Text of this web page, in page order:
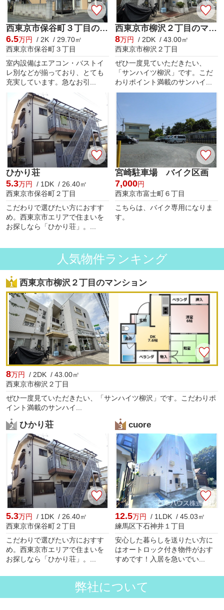
西東京市保谷町３丁目のアパート
6.5万円 / 2K / 29.70㎡
西東京市保谷町３丁目
室内設備はエアコン・バストイ
レ別などが揃っており、とても
充実しています。急なお引...
西東京市柳沢２丁目のマンション
8万円 / 2DK / 43.00㎡
西東京市柳沢２丁目
ぜひ一度見ていただきたい、
「サンハイツ柳沢」です。こだ
わりポイント満載のサンハイ...
ひかり荘
5.3万円
/ 1DK / 26.40㎡
西東京市保谷町２丁目
こだわりで選びたい方におすす
め。西東京市エリアで住まいを
お探しなら「ひかり荘」。...
宮崎駐車場 バイク区画
7,000円
西東京市富士町６丁目
こちらは、バイク専用になりま
す。
人気物件ランキング
西東京市柳沢２丁目のマンション
8万円
/ 2DK / 43.00㎡
西東京市柳沢２丁目
ぜひ一度見ていただきたい、「サンハイツ柳沢」です。こだわりポ
イント満載のサンハイ...
ひかり荘
5.3万円
/ 1DK / 26.40㎡
西東京市保谷町２丁目
こだわりで選びたい方におすす
め。西東京市エリアで住まいを
お探しなら「ひかり荘」。...
cuore
12.5万円
/ 1LDK / 45.03㎡
練馬区下石神井１丁目
安心した暮らしを送りたい方に
はオートロック付き物件がおす
すめです！入居を急いでい...
弊社について